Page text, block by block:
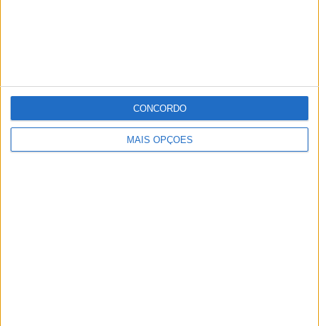
MAIS OPÇÕES
CONCORDO
Publicidade
Publicidade